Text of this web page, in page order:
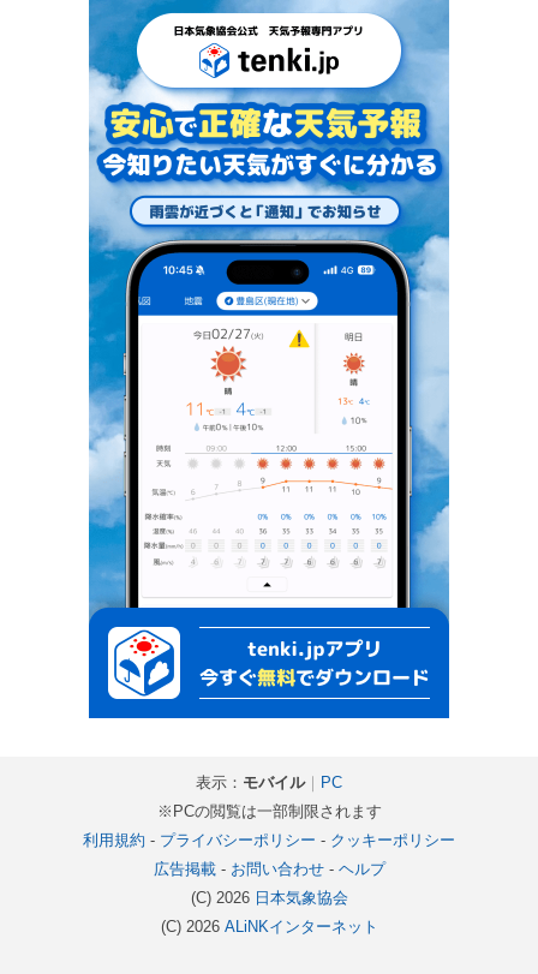
表示： モバイル｜ PC
※PCの閲覧は一部制限されます
利用規約 - プライバシーポリシー - クッキーポリシー
広告掲載- お問い合わせ- ヘルプ
(C) 2026 日本気象協会
(C) 2026 ALiNKインターネット